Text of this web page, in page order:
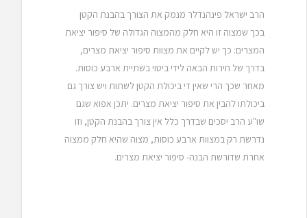
הרב ישראל פינהנדלר מנמק את הצורך בהבנת הקטן
בכך שמצוה זו היא חלק מהמצוה הגדולה של סיפור יציאת
המצרים: כך יש לקיים את מצוות סיפור יציאת מצרים,
בדרך של חירות הבאה לידי ביטוי בשתיית ארבע כוסות.
מאחר שכך הרי שאין די ביכולת הקטן לשתות ויש צורך גם
ביכולתו להבין את סיפור יציאת מצרים. יתכן אפוא שגם
שו"ע הרב יסכים שבדרך כלל אין צורך בהבנת הקטן, וזו
נדרשת רק במצוות ארבע כוסות, מצוה שהיא חלק ממצוה
אחרת שדורשת הבנה- סיפור יציאת מצרים.